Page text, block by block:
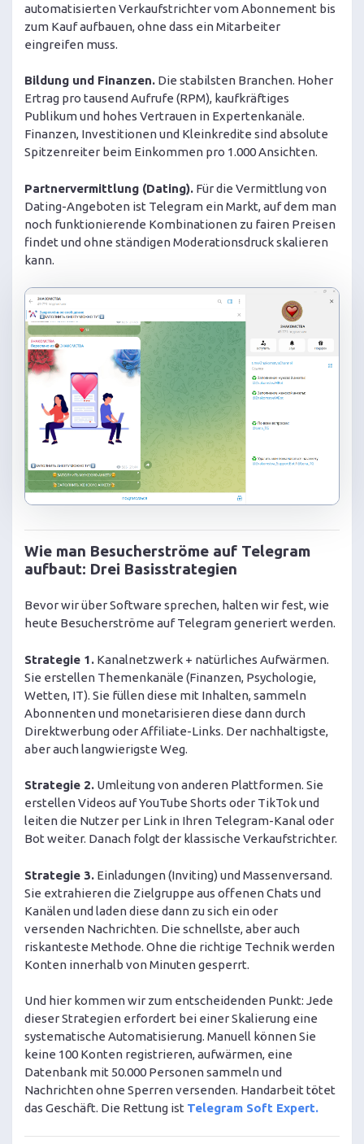
automatisierten Verkaufstrichter vom Abonnement bis
zum Kauf aufbauen, ohne dass ein Mitarbeiter
eingreifen muss.
Bildung und Finanzen. Die stabilsten Branchen. Hoher
Ertrag pro tausend Aufrufe (RPM), kaufkräftiges
Publikum und hohes Vertrauen in Expertenkanäle.
Finanzen, Investitionen und Kleinkredite sind absolute
Spitzenreiter beim Einkommen pro 1.000 Ansichten.
Partnervermittlung (Dating). Für die Vermittlung von
Dating-Angeboten ist Telegram ein Markt, auf dem man
noch funktionierende Kombinationen zu fairen Preisen
findet und ohne ständigen Moderationsdruck skalieren
kann.
Wie man Besucherströme auf Telegram
aufbaut: Drei Basisstrategien
Bevor wir über Software sprechen, halten wir fest, wie
heute Besucherströme auf Telegram generiert werden.
Strategie 1. Kanalnetzwerk + natürliches Aufwärmen.
Sie erstellen Themenkanäle (Finanzen, Psychologie,
Wetten, IT). Sie füllen diese mit Inhalten, sammeln
Abonnenten und monetarisieren diese dann durch
Direktwerbung oder Affiliate-Links. Der nachhaltigste,
aber auch langwierigste Weg.
Strategie 2. Umleitung von anderen Plattformen. Sie
erstellen Videos auf YouTube Shorts oder TikTok und
leiten die Nutzer per Link in Ihren Telegram-Kanal oder
Bot weiter. Danach folgt der klassische Verkaufstrichter.
Strategie 3. Einladungen (Inviting) und Massenversand.
Sie extrahieren die Zielgruppe aus offenen Chats und
Kanälen und laden diese dann zu sich ein oder
versenden Nachrichten. Die schnellste, aber auch
riskanteste Methode. Ohne die richtige Technik werden
Konten innerhalb von Minuten gesperrt.
Und hier kommen wir zum entscheidenden Punkt: Jede
dieser Strategien erfordert bei einer Skalierung eine
systematische Automatisierung. Manuell können Sie
keine 100 Konten registrieren, aufwärmen, eine
Datenbank mit 50.000 Personen sammeln und
Nachrichten ohne Sperren versenden. Handarbeit tötet
das Geschäft. Die Rettung ist Telegram Soft Expert.